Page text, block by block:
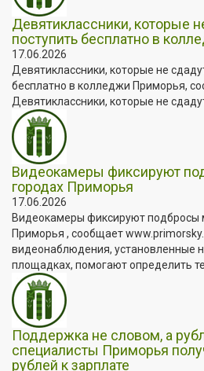
Девятиклассники, которые
поступить бесплатно в
17.06.2026
Девятиклассники, которые не
бесплатно в колледжи Приморья,
Девятиклассники, которые не
Видеокамеры фиксируют
городах Приморья
17.06.2026
Видеокамеры фиксируют подбросы
Приморья , сообщает
видеонаблюдения, установленные
площадках, помогают определить
Поддержка не словом, а
специалисты Приморья
рублей к зарплате